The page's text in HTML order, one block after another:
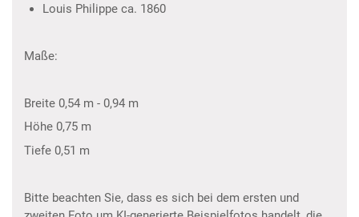
Louis Philippe ca. 1860
Maße:
Breite 0,54 m - 0,94 m
Höhe 0,75 m
Tiefe 0,51 m
Bitte beachten Sie, dass es sich bei dem ersten und